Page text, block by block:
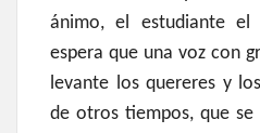
ánimo, el estudiante el
espera que una voz con
levante los quereres y
de otros tiempos, que